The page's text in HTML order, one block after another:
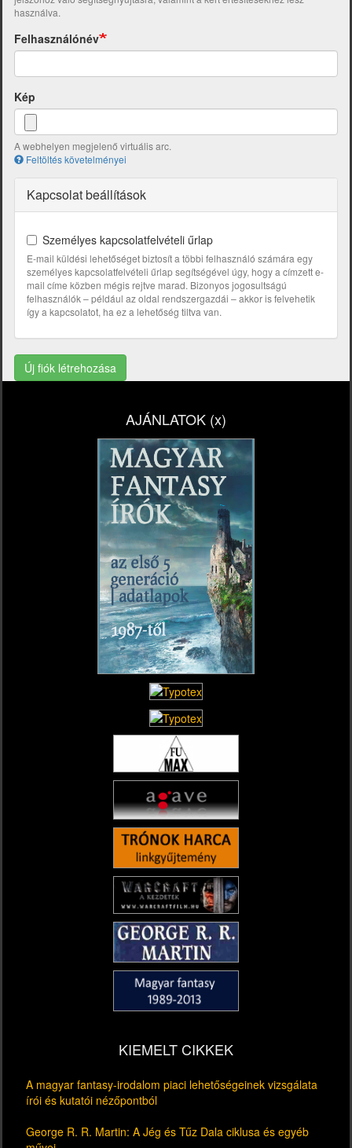
használva.
Felhasználónév
Kép
A webhelyen megjelenő virtuális arc.
Feltöltés követelményei
Kapcsolat beállítások
Személyes kapcsolatfelvételi űrlap
E-mail küldési lehetőséget biztosít a többi felhasználó számára egy
személyes kapcsolatfelvételi űrlap segítségével úgy, hogy a címzett e-
mail címe közben mégis rejtve marad. Bizonyos jogosultságú
felhasználók – például az oldal rendszergazdái – akkor is felvehetik
így a kapcsolatot, ha ez a lehetőség tiltva van.
Új fiók létrehozása
AJÁNLATOK (x)
KIEMELT CIKKEK
A magyar fantasy-irodalom piaci lehetőségeinek vizsgálata
írói és kutatói nézőpontból
George R. R. Martin: A Jég és Tűz Dala ciklusa és egyéb